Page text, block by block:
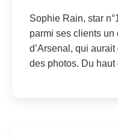
Sophie Rain, star
parmi ses clients
d’Arsenal, qui
des photos. Du haut